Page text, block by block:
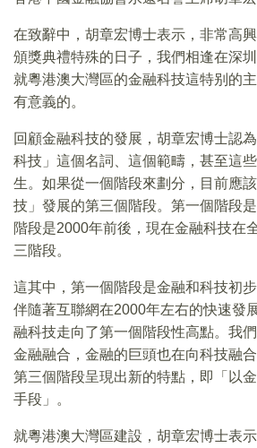
在致辭中，胡章宏博士表示，非常高
頒獎典禮特殊的日子，我們相逢在深
就粵港澳大灣區的金融科技這特别的
有意義的。
回顧金融科技的發展，胡章宏博士認
科技」這個名詞、這個範疇，甚至這
生。如果從一個階段來劃分，目前應
技」發展的第三個階段。第一個階段
階段是2000年前後，現在金融科技在
三階段。
這其中，第一個階段是金融和科技初
伴隨著互聯網在2000年左右的快速發
融科技走向了第一個階段性高點。我
金融融合，金融的巨頭也在向科技融
第三個階段呈現出新的特點，即「以
手段」。
就粵港澳大灣區建設，胡章宏博士表